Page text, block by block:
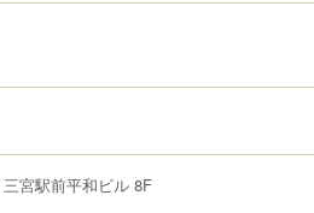
三宮駅前平和ビル 8F